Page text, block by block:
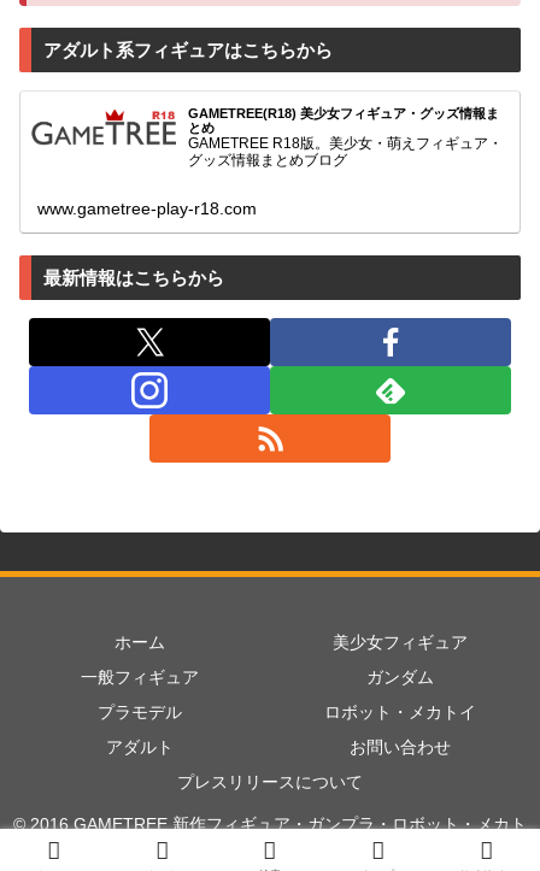
アダルト系フィギュアはこちらから
GAMETREE(R18) 美少女フィギュア・グッズ情報ま
とめ
GAMETREE R18版。美少女・萌えフィギュア・
グッズ情報まとめブログ
www.gametree-play-r18.com
最新情報はこちらから
ホーム
美少女フィギュア
一般フィギュア
ガンダム
プラモデル
ロボット・メカトイ
アダルト
お問い合わせ
プレスリリースについて
© 2016 GAMETREE 新作フィギュア・ガンプラ・ロボット・メカト
イ情報まとめ.